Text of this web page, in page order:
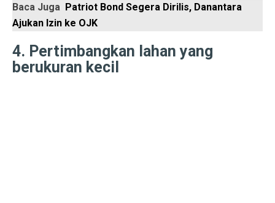
Apa Itu Obesitas Sentral? Waspada Perut Buncit!
Apa Itu ‘Bayi Karnivora’? Tren Mencurigakan dari
5 Fakta Penting Sebelum Pasar Dibuka
Baca Juga Patriot Bond Segera Dirilis, Danantara
Ajukan Izin ke OJK
4. Pertimbangkan lahan yang
berukuran kecil